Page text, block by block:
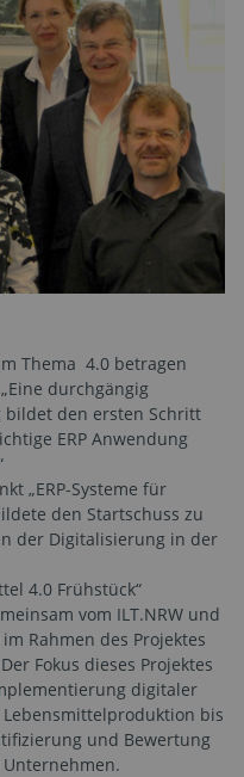
Thema 4.0 betragen
durchgängig
den ersten Schritt
ERP Anwendung
„ERP-Systeme für
den Startschuss zu
der Digitalisierung in der
4.0 Frühstück“
vom ILT.NRW und
Rahmen des Projektes
Fokus dieses Projektes
digitaler
bis
und Bewertung